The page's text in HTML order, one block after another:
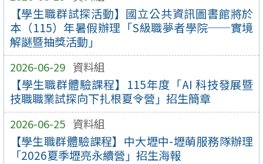
【學生職群試探活動】國立公共資訊圖書館將於
本（115）年暑假辦理「S級職夢者學院──實境
解謎暨抽獎活動」
2026-06-29 資料組
【學生職群體驗課程】115年度「AI 科技發展暨
技職職業試探向下扎根夏令營」招生簡章
2026-06-25 資料組
【學生職群體驗課程】中大壢中-壢萌服務隊辦理
「2026夏季壢亮永續營」招生海報